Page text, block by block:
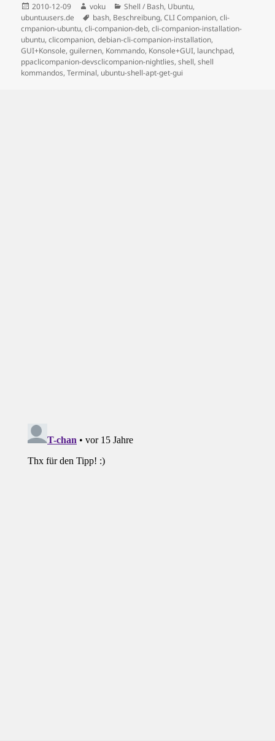
Posted
on
2010-12-09 Author
voku Categories
Shell / Bash, Ubuntu,
ubuntuusers.de
Tags
bash, Beschreibung,CLI Companion,cli-
cmpanion-ubuntu,cli-companion-deb,cli-companion-installation-
ubuntu,clicompanion,debian-cli-companion-installation,
GUI+Konsole,guilernen, Kommando, Konsole+GUI, launchpad,
ppaclicompanion-devsclicompanion-nightlies,shell,shell
kommandos,Terminal, ubuntu-shell-apt-get-gui